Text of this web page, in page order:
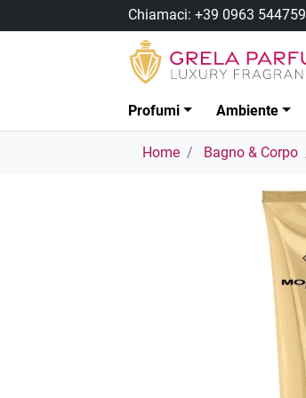
Chiamaci:+39 0963 544759
Profumi Ambiente
Home Bagno & Corpo